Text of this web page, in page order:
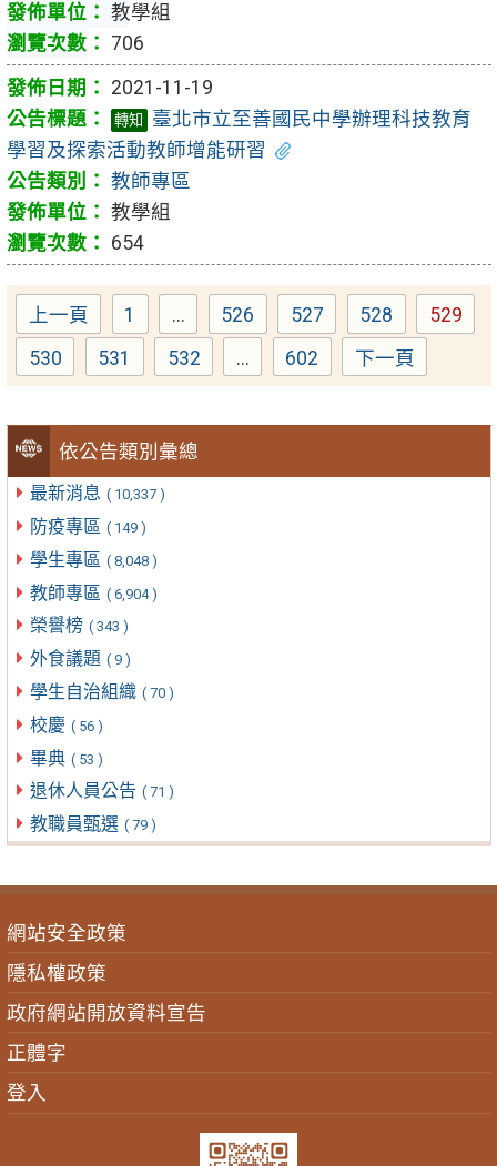
依公告類別彙總
最新消息 ( 10,337 )
防疫專區 ( 149 )
學生專區 ( 8,048 )
教師專區 ( 6,904 )
榮譽榜 ( 343 )
外食議題 ( 9 )
學生自治組織 ( 70 )
校慶 ( 56 )
畢典 ( 53 )
退休人員公告 ( 71 )
教職員甄選 ( 79 )
教學組
706
2021-11-19
轉知
臺北市立至善國民中學辦理科技教育
學習及探索活動教師增能研習
教師專區
教學組
654
上一頁 Page
1 ... Page
526 Page
527 Page
528 Page
529
Page
530 Page
531 Page
532 ... Page
602 下一頁
網站安全政策
隱私權政策
政府網站開放資料宣告
正體字
登入